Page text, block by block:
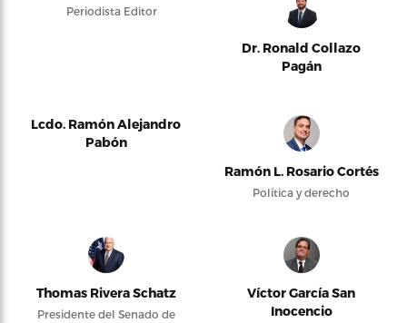
Periodista Editor
Dr. Ronald Collazo
Pagán
Lcdo. Ramón Alejandro
Pabón
Ramón L. Rosario Cortés
Política y derecho
Thomas Rivera Schatz
Presidente del Senado de
Víctor García San
Inocencio